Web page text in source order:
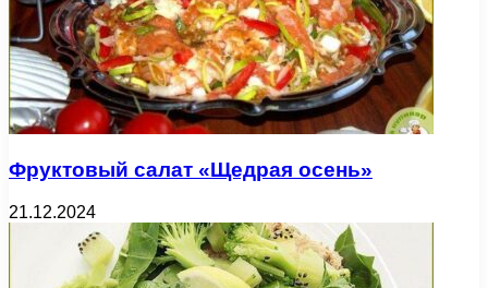
Фруктовый салат «Щедрая осень»
21.12.2024